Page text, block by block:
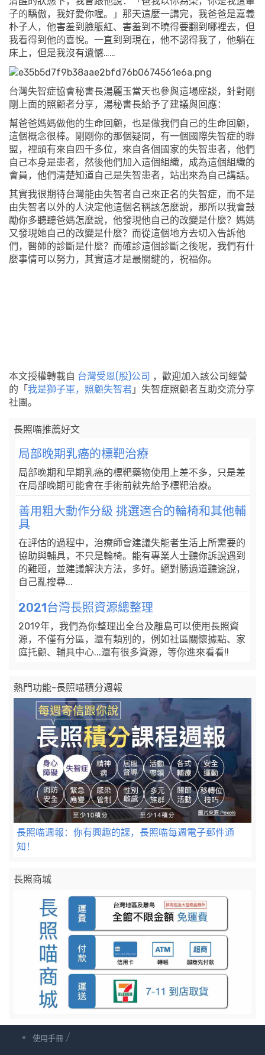
子的驕傲，我好愛你喔。」那天這麼一講完，我爸爸是嘉義
朴子人，他害羞到臉脹紅、害羞到不曉得要翻到哪裡去，但
我看得到他的喜悅。一直到到現在，他不認得我了，他躺在
床上，但是我沒有遺憾……
台灣失智症協會秘書長湯麗玉當天也參與這場座談，針對剛
剛上面的照顧者分享，湯秘書長給予了建議與回應：
幫爸爸媽媽做他的生命回顧，也是做我們自己的生命回顧，
這個概念很棒。剛剛你的那個疑問，有一個國際失智症的聯
盟，裡頭有來自四千多位，來自各個國家的失智患者，他們
自己本身是患者，然後他們加入這個組織，成為這個組織的
會員，他們清楚知道自己是失智患者，站出來為自己講話。
其實我很期待台灣能由失智者自己來正名的失智症，而不是
由失智者以外的人決定他這個名稱該怎麼說，那所以我會鼓
勵你多聽聽爸媽怎麼說，他發現他自己的改變是什麼？媽媽
又發現她自己的改變是什麼？而從這個地方去切入告訴他
們，醫師的診斷是什麼？而確診這個診斷之後呢，我們有什
麼事情可以努力，其實這才是最關鍵的，祝福你。
本文授權轉載自 台灣受恩(股)公司 ，歡迎加入該公司經營
的「 我是獅子軍，照顧失智君 」失智症照顧者互助交流分享
社團。
長照喵推薦好文
局部晚期乳癌的標靶治療
局部晚期和早期乳癌的標靶藥物使用上差不多，只是差
在局部晚期可能會在手術前就先給予標靶治療。
善用粗大動作分級 挑選適合的輪椅和其他輔
具
在評估的過程中，治療師會建議失能者生活上所需要的
協助與輔具，不只是輪椅。能有專業人士聽你訴說遇到
的難題，並建議解決方法，多好。絕對勝過道聽途說，
自己亂搜尋...
2021台灣長照資源總整理
2019年，我們為你整理出全台及離島可以使用長照資
源，不僅有分區，還有類別的，例如社區關懷據點、家
庭托顧、輔具中心...還有很多資源，等你進來看看!!
熱門功能-長照喵積分週報
長照喵週報：你有興趣的課，長照喵每週電子郵件通
知！
長照商城
使用手冊 /